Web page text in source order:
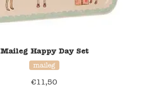
Maileg Happy Day Set
maileg
€11,50